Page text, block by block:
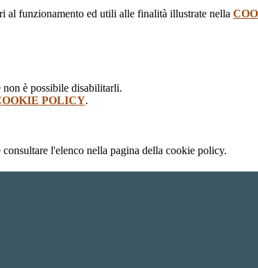
al funzionamento ed utili alle finalità illustrate nella
è possibile disabilitarli.
POLICY.
l'elenco nella pagina della cookie policy.